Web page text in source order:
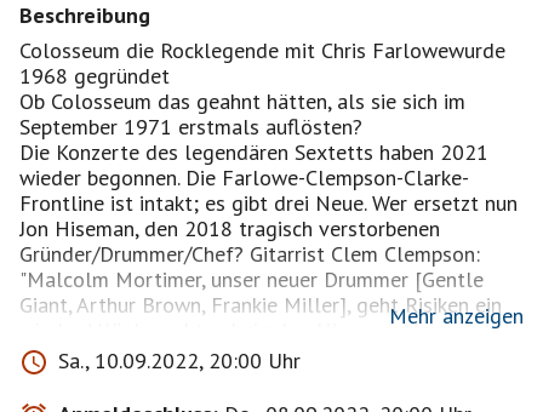
Beschreibung
Colosseum die Rocklegende mit Chris Farlowewurde
1968 gegründet
Ob Colosseum das geahnt hätten, als sie sich im
September 1971 erstmals auflösten?
Die Konzerte des legendären Sextetts haben 2021
wieder begonnen. Die Farlowe-Clempson-Clarke-
Frontline ist intakt; es gibt drei Neue. Wer ersetzt nun
Jon Hiseman, den 2018 tragisch verstorbenen
Gründer/Drummer/Chef? Gitarrist Clem Clempson:
"Malcolm Mortimer, unser neuer Drummer [Gentle
Giant, Arthur Brown, Frankie Miller], geht Risiken ein
wie Jon! Wir brauchten beim Jon Hiseman Memorial in
Londons Shepherds Bush Empire einen Drummer.
Seitdem trommelt Malcolm bei uns: Nicht wie
Mehr anzeigen
Sa., 10.09.2022, 20:00 Uhr